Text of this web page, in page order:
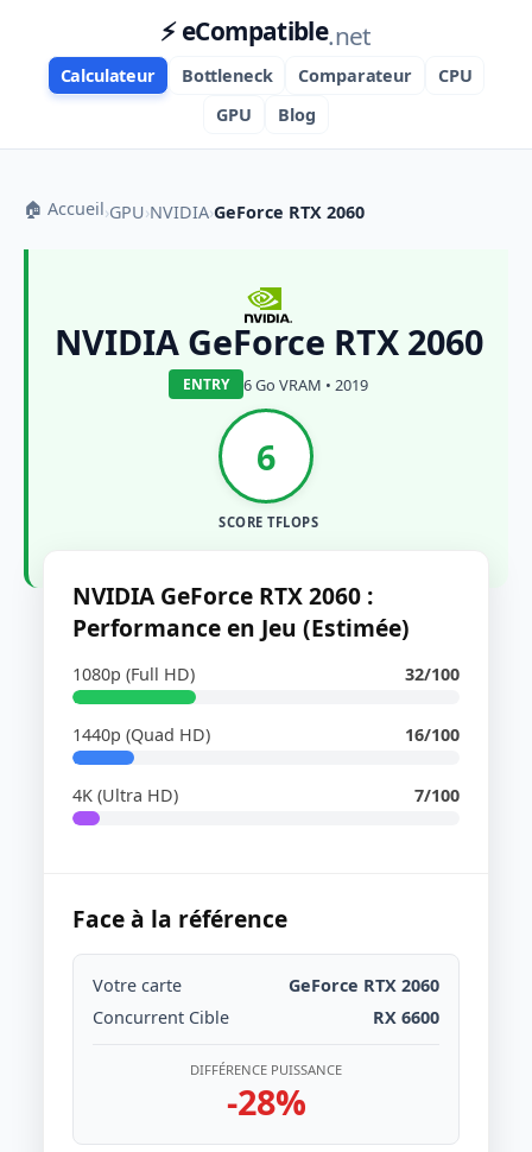
⚡ eCompatible.net
Calculateur Bottleneck Comparateur
CPU
GPU
Blog
🏠 Accueil›GPU›NVIDIA›GeForce RTX 2060
NVIDIA GeForce RTX 2060
ENTRY 6 Go VRAM • 2019
6
SCORE TFLOPS
NVIDIA GeForce RTX 2060 :
Performance en Jeu (Estimée)
1080p (Full HD) 32/100
1440p (Quad HD) 16/100
4K (Ultra HD) 7/100
Face à la référence
Votre carte
GeForce RTX 2060
Concurrent Cible
RX 6600
DIFFÉRENCE PUISSANCE
-28%